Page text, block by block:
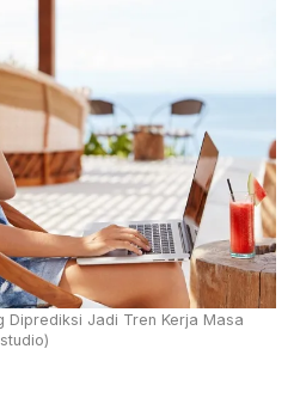
Diprediksi Jadi Tren Kerja Masa